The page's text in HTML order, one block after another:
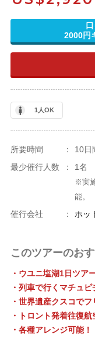
2000円
1人OK
所要時間 ：
10日
最少催行人数
： 1名
※実
能。
催行会社 ： ホッ
このツアーのお
・ウユニ塩湖1日ツア
・列車で行くマチュ
・世界遺産クスコで
・トロント発着往復
・各種アレンジ可能